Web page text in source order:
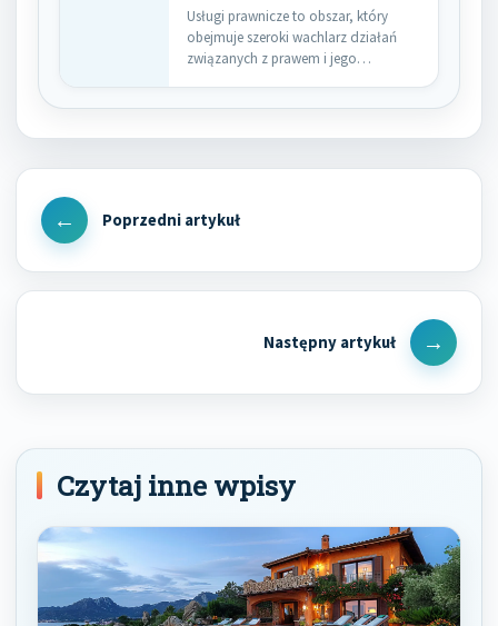
Usługi prawnicze to obszar, który
obejmuje szeroki wachlarz działań
związanych z prawem i jego
Nawigacja
wpisu
Previous
Next
Post
Czytaj inne wpisy